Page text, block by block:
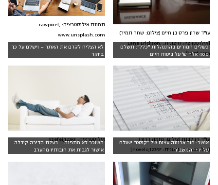
כשלים חמורים בהתנהלות "כלל": תשלם
400 אלף ש' על ביטוח חיים
עו"ד שרון פרס בן חיים (צילום: שחר תמיר)
[אילוסטרציה חיצונית: Lane Erickson,
123rf.com]
לא הצליח לקדם את האתר – וישלם על כך
ביוקר
תמונת אילוסטרציה: rawpixel,
www.unsplash.com
אושר: חוב ארנונה עצום של "קוסט" ישולם
על ידי "המשביר"
עו"ד רז לבנת (צילום: נחמה דרור)
[אילוסטרציה חיצונית: novelo,123RF]
השוכר לא מתפנה – בעלת הדירה קיבלה
אישור לגבות את חובותיו מהערב
אילוסטרציה: szefei,123RF